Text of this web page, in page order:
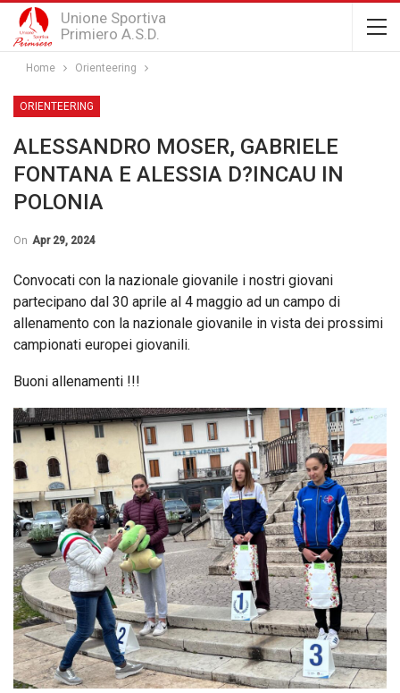
Unione Sportiva
Primiero A.S.D.
Home Orienteering
ORIENTEERING
ALESSANDRO MOSER, GABRIELE
FONTANA E ALESSIA D?INCAU IN
POLONIA
On Apr 29, 2024
Convocati con la nazionale giovanile i nostri giovani
partecipano dal 30 aprile al 4 maggio ad un campo di
allenamento con la nazionale giovanile in vista dei prossimi
campionati europei giovanili.
Buoni allenamenti !!!